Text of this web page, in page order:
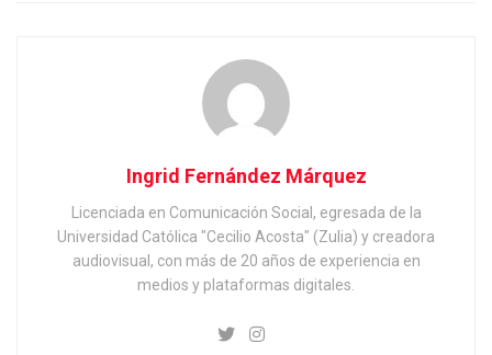
Ingrid Fernández Márquez
Licenciada en Comunicación Social, egresada de la
Universidad Católica "Cecilio Acosta" (Zulia) y creadora
audiovisual, con más de 20 años de experiencia en
medios y plataformas digitales.